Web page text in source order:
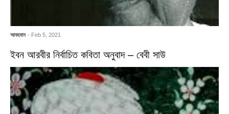
আবহমান - Feb 5, 2021
ইবন আরবীর নির্বাচিত কবিতা অনুবাদ – বেবী সাউ